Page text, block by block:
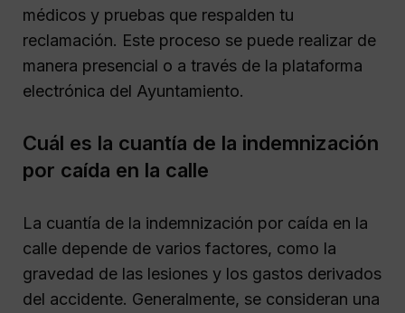
médicos y pruebas que respalden tu
reclamación. Este proceso se puede realizar de
manera presencial o a través de la plataforma
electrónica del Ayuntamiento.
Cuál es la cuantía de la indemnización
por caída en la calle
La cuantía de la indemnización por caída en la
calle depende de varios factores, como la
gravedad de las lesiones y los gastos derivados
del accidente. Generalmente, se consideran una